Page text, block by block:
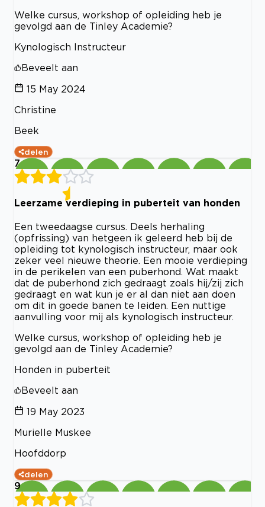
Welke cursus, workshop of opleiding heb je
gevolgd aan de Tinley Academie?
Kynologisch Instructeur
Beveelt aan
15 May 2024
Christine
Beek
delen
7
Leerzame verdieping in puberteit van honden
Een tweedaagse cursus. Deels herhaling
(opfrissing) van hetgeen ik geleerd heb bij de
opleiding tot kynologisch instructeur, maar ook
zeker veel nieuwe theorie. Een mooie verdieping
in de perikelen van een puberhond. Wat maakt
dat de puberhond zich gedraagt zoals hij/zij zich
gedraagt en wat kun je er al dan niet aan doen
om dit in goede banen te leiden. Een nuttige
aanvulling voor mij als kynologisch instructeur.
Welke cursus, workshop of opleiding heb je
gevolgd aan de Tinley Academie?
Honden in puberteit
Beveelt aan
19 May 2023
Murielle Muskee
Hoofddorp
delen
9